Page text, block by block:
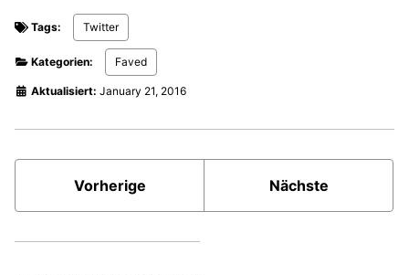
Tags: Twitter
Kategorien: Faved
Aktualisiert: January 21, 2016
Vorherige Nächste